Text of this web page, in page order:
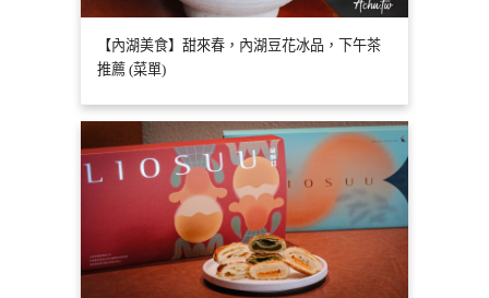
【內湖美食】甜來春，內湖豆花冰品，下午茶
推薦 (菜單)